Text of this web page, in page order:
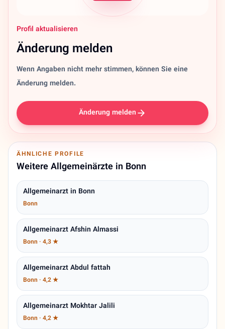
Profil aktualisieren
Änderung melden
Wenn Angaben nicht mehr stimmen, können Sie eine
Änderung melden.
Änderung melden
ÄHNLICHE PROFILE
Weitere Allgemeinärzte in Bonn
Allgemeinarzt in Bonn
Bonn
Allgemeinarzt Afshin Almassi
Bonn · 4,3 ★
Allgemeinarzt Abdul fattah
Bonn · 4,2 ★
Allgemeinarzt Mokhtar Jalili
Bonn · 4,2 ★